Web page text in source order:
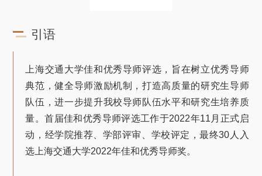
关于我们
信息系统
下载中心 联系我们 EN
引语
上海交通大学佳和优秀导师评选，旨在树立优秀导师
典范，健全导师激励机制，打造高质量的研究生导师
队伍，进一步提升我校导师队伍水平和研究生培养质
量。首届佳和优秀导师评选工作于2022年11月正式启
动，经学院推荐、学部评审、学校评定，最终30人入
选上海交通大学2022年佳和优秀导师奖。